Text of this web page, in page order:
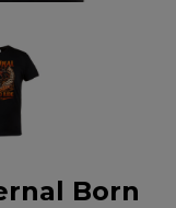
Born